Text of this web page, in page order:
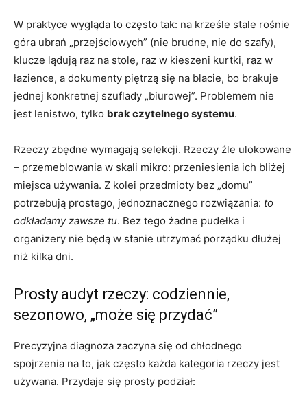
W praktyce wygląda to często tak: na krześle stale rośnie
góra ubrań „przejściowych” (nie brudne, nie do szafy),
klucze lądują raz na stole, raz w kieszeni kurtki, raz w
łazience, a dokumenty piętrzą się na blacie, bo brakuje
jednej konkretnej szuflady „biurowej”. Problemem nie
jest lenistwo, tylko brak czytelnego systemu.
Rzeczy zbędne wymagają selekcji. Rzeczy źle ulokowane
– przemeblowania w skali mikro: przeniesienia ich bliżej
miejsca używania. Z kolei przedmioty bez „domu”
potrzebują prostego, jednoznacznego rozwiązania: to
odkładamy zawsze tu. Bez tego żadne pudełka i
organizery nie będą w stanie utrzymać porządku dłużej
niż kilka dni.
Prosty audyt rzeczy: codziennie,
sezonowo, „może się przydać”
Precyzyjna diagnoza zaczyna się od chłodnego
spojrzenia na to, jak często każda kategoria rzeczy jest
używana. Przydaje się prosty podział: